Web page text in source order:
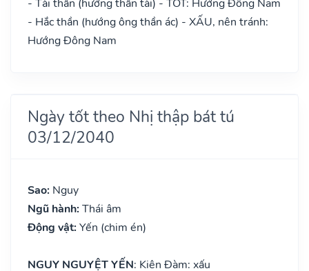
- Tài thần (hướng thần tài) - TỐT: Hướng Đông Nam
- Hắc thần (hướng ông thần ác) - XẤU, nên tránh:
Hướng Đông Nam
Ngày tốt theo Nhị thập bát tú
03/12/2040
Sao: Nguy
Ngũ hành: Thái âm
Động vật: Yến (chim én)
NGUY NGUYỆT YẾN: Kiên Đàm: xấu